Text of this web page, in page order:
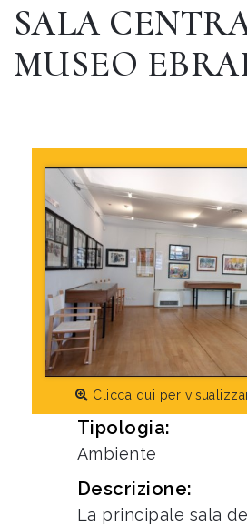
SALA
MUSEO
Clicca qui per
Tipologia:
Ambiente
Descrizione:
La principale sala